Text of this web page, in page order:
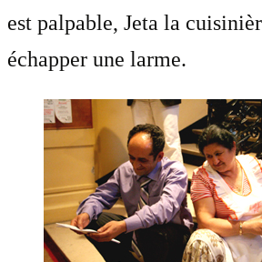
est palpable, Jeta la
échapper une larme.